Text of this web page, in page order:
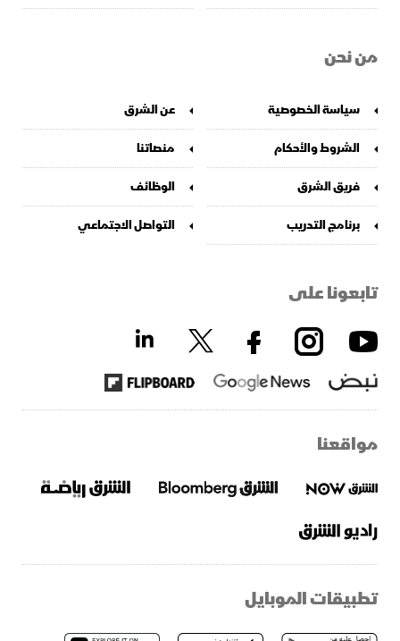
من نحن
سياسة الخصوصية
عن الشرق
الشروط والأحكام
منصاتنا
فريق الشرق
الوظائف
برنامج التدريب
التواصل الاجتماعي
تابعونا على
مواقعنا
تطبيقات الموبايل